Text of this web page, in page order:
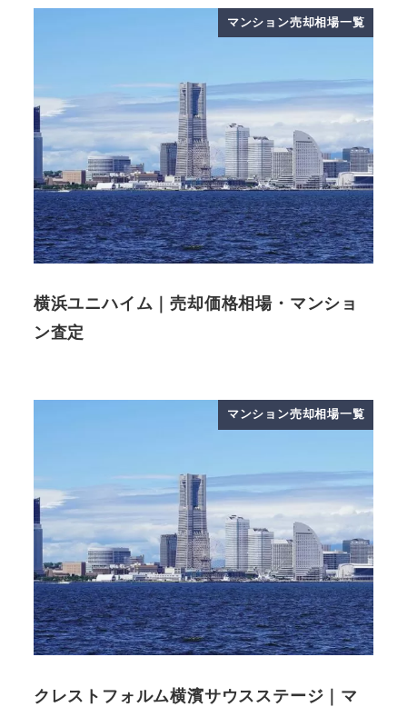
マンション売却相場一覧
横浜ユニハイム｜売却価格相場・マンショ
ン査定
マンション売却相場一覧
クレストフォルム横濱サウスステージ｜マ